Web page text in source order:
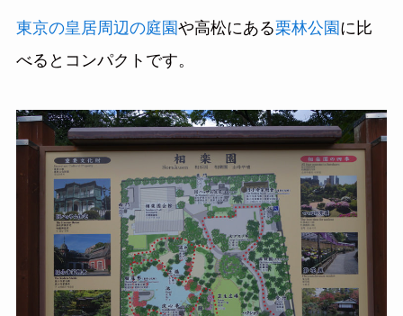
東京の皇居周辺の庭園や高松にある栗林公園 に比
べるとコンパクトです。